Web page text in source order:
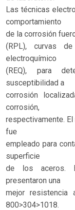
Las técnicas
comportamiento
de la corrosión
(RPL), curvas
electroquímico
(REQ), para
susceptibilidad a
corrosión
corrosión,
respectivamente.
fue
empleado para
superficie
de los aceros.
presentaron una
mejor resistencia
800>304>1018.